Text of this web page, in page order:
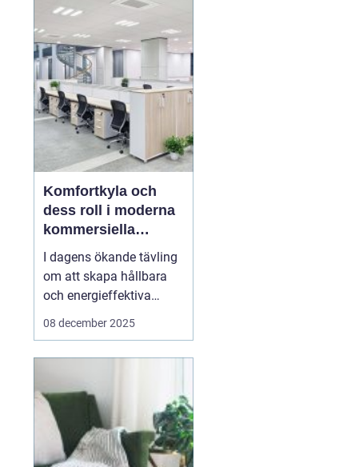
där naturen annars
sätter gränser. I
Stockholm är bergsprä...
Komfortkyla och
dess roll i moderna
kommersiella
fastigheter
I dagens ökande tävling
om att skapa hållbara
och energieffektiva
byggnader, spelar
som kontor,
industrihallar och hotell,
har behovet av
komfortkyla blivit
08 december 2025